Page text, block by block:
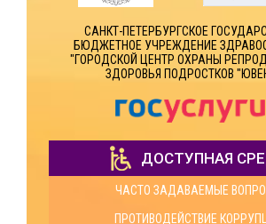
САНКТ-ПЕТЕРБУРГСКОЕ
БЮДЖЕТНОЕ УЧРЕЖДЕНИЕ
"ГОРОДСКОЙ ЦЕНТР ОХРАНЫ
ЗДОРОВЬЯ ПОДРОСТКОВ
ДОСТУПНАЯ
ЧАСТО ЗАДАВАЕМЫЕ
ПРОТИВОДЕЙСТВИЕ